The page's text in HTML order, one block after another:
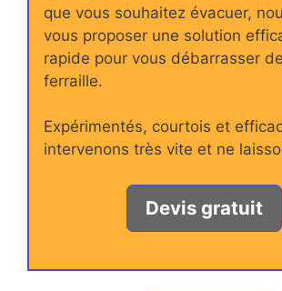
que vous souhaitez évacuer,
vous proposer une solution
rapide pour vous débarrasser
ferraille.
Expérimentés, courtois et
intervenons très vite et ne
Devis gratuit